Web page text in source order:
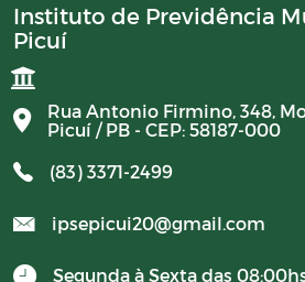
Mensário
Instituto de Previdência
Picuí
Rua Antonio Firmino, 348,
Picuí / PB - CEP: 58187-000
(83) 3371-2499
ipsepicui20@gmail.com
Segunda à Sexta das